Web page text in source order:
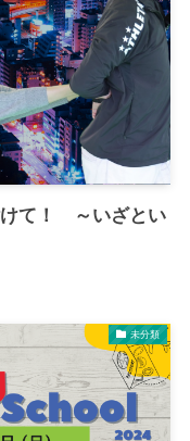
けて！ ～いざとい
未分類